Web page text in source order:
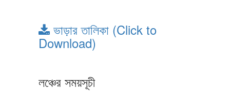
ভাড়ার তালিকা (Click to
Download)
লঞ্চের সময়সূচী